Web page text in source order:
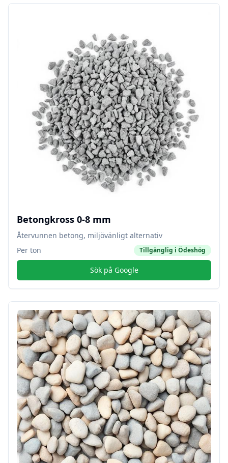
Betongkross 0-8 mm
Återvunnen betong, miljövänligt alternativ
Per ton
Tillgänglig i Ödeshög
Sök på Google